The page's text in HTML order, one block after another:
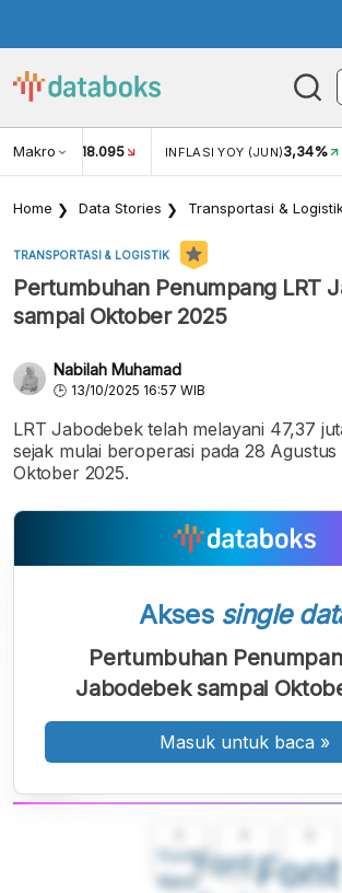
Makro
USD/IDR 18.095 INFLASI YOY (JUN)3,34%
Home Data Stories Transportasi &
TRANSPORTASI & LOGISTIK
Pertumbuhan Penumpang LRT
sampai Oktober 2025
Nabilah Muhamad
13/10/2025 16:57 WIB
LRT Jabodebek telah melayani 47,37
sejak mulai beroperasi pada 28 Agustus
Oktober 2025.
Font
Kecil
FontFont
Akses single
Pertumbuhan
Jabodebek sampai
Masuk untuk baca »